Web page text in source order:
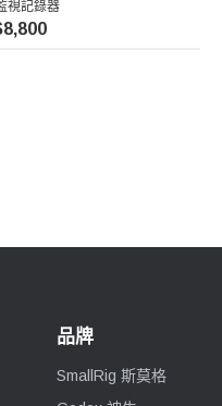
視記錄器
品牌
SmallRig 斯莫格